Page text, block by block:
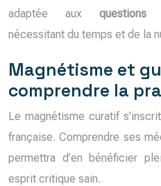
adaptée aux questions
nécessitant du temps et de la
Magnétisme et
comprendre la
Le magnétisme curatif
française. Comprendre ses
permettra d’en bénéficier
esprit critique sain.